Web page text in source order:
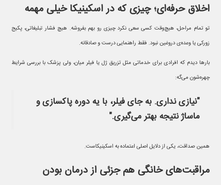
اخلاق حرفه‌ای؛ چیزی که در اسکینیکا خیلی مهمه
تو تمام مراحل، هیچ‌وقت کسی سعی نکرد چیزی رو بهم بفروشه. هیچ فشار تبلیغاتی، پکیج
زورکی یا وعده‌ی دروغین نبود. فقط راهنمایی درست و صادقانه.
بارها دیدم که افرادی برای خدماتی مثل تزریق ژل یا فیلر میان، ولی پزشک با بررسی شرایط
چهره‌شون می‌گه:
"نیازی نداری. به جای فیلر، با یه دوره پاکسازی و
ماساژ نتیجه بهتر می‌گیری."
همین صداقت، یکی از دلایل اصلی اعتماده به اسکینیکاست.
مراقبت‌های خانگی هم جزئی از درمان بودن